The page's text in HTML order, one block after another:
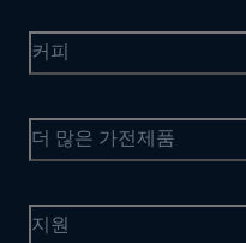
커피
더 많은 가전제품
지원